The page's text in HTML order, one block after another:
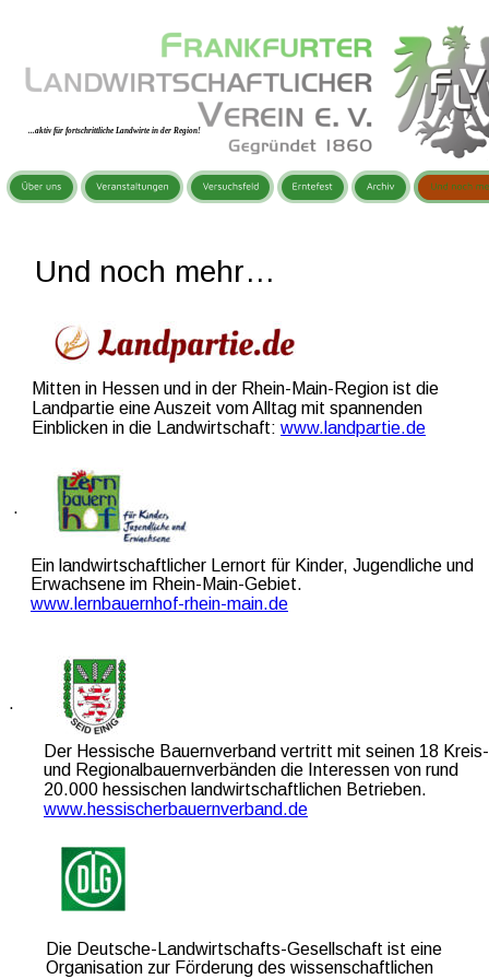
   Und noch mehr…
.
.
...aktiv für fortschrittliche Landwirte in der Region!
Mitten in Hessen und in der Rhein-Main-Region ist die
Landpartie eine Auszeit vom Alltag mit spannenden
Einblicken in die Landwirtschaft: www.landpartie.de
Ein landwirtschaftlicher Lernort für Kinder, Jugendliche und
Erwachsene im Rhein-Main-Gebiet.
www.lernbauernhof-rhein-main.de
Die Deutsche-Landwirtschafts-Gesellschaft ist eine
Organisation zur Förderung des wissenschaftlichen
Der Hessische Bauernverband vertritt mit seinen 18
und Regionalbauernverbänden die Interessen von rund
20.000 hessischen landwirtschaftlichen
www.hessischerbauernverband.de